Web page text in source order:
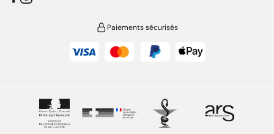
Paiements sécurisés